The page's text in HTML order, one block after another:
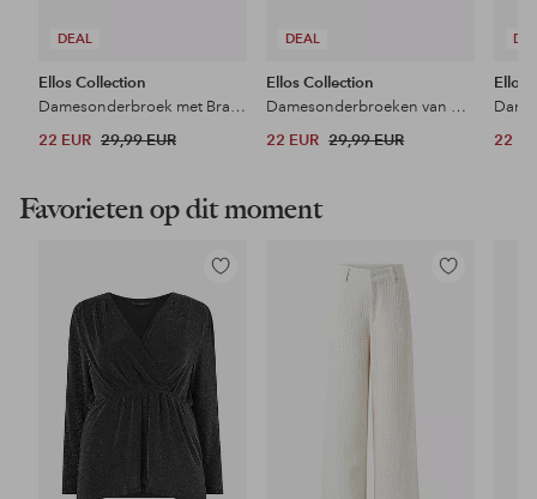
DEAL
Ellos Collection
Damesonderbroek met Braziliaanse snit 2-pak
22 EUR 29,99 EUR
DEAL
Ellos Collection
Damesonderbroeken van microvezel 2-pak
22 EUR 29,99 EUR
Ellos
22
Favorieten op dit moment
Toevoegen
aan
favorieten
Toevoegen